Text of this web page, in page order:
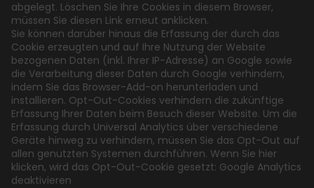
abgelegt. Löschen Sie Ihre Cookies in diesem Browser,
müssen Sie diesen Link erneut anklicken.
Sie können darüber hinaus die Erfassung der durch das
Cookie erzeugten und auf Ihre Nutzung der Website
bezogenen Daten (inkl. Ihrer IP-Adresse) an Google sowie
die Verarbeitung dieser Daten durch Google verhindern,
indem Sie das Browser-Add-on herunterladen und
installieren. Opt-Out-Cookies verhindern die zukünftige
Erfassung Ihrer Daten beim Besuch dieser Website. Um die
Erfassung durch Universal Analytics über verschiedene
Geräte hinweg zu verhindern, müssen Sie das Opt-Out auf
allen genutzten Systemen durchführen. Wenn Sie hier
klicken, wird das Opt-Out-Cookie gesetzt: Google Analytics
deaktivieren